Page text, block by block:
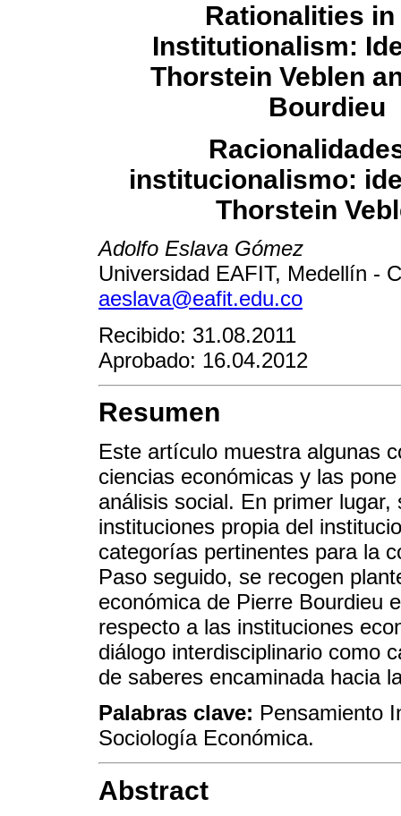
Rationalities in
Institutionalism:
Thorstein Veblen
Bourdieu
institucionalismo:
Thorstein
Adolfo Eslava Gómez
Universidad EAFIT, Medellín -
aeslava@eafit.edu.co
Recibido: 31.08.2011
Aprobado: 16.04.2012
Resumen
Este artículo muestra algunas
ciencias económicas y las
análisis social. En primer
instituciones propia del
categorías pertinentes para la
Paso seguido, se recogen
económica de Pierre Bourdieu
respecto a las instituciones
diálogo interdisciplinario como
de saberes encaminada hacia
Palabras clave: Pensamiento
Sociología Económica.
Abstract